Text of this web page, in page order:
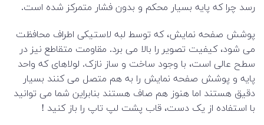
رسد چرا که پایه بسیار محکم و بدون فشار متمرکز شده است.
پوشش صفحه نمایش، که توسط لبه لاستیکی اطراف محافظت
می شود، کیفیت تصویر را بالا می برد. مقاومت متقاطع نیز در
سطح عالی است، با وجود ساخت و ساز نازک. لولاهای که واحد
پایه و پوشش صفحه نمایش را به هم متصل می کنند بسیار
دقیق هستند اما هنوز هم صاف هستند بنابراین شما می توانید
با استفاده از یک دست، قاب پشت لپ تاپ را باز کنید !